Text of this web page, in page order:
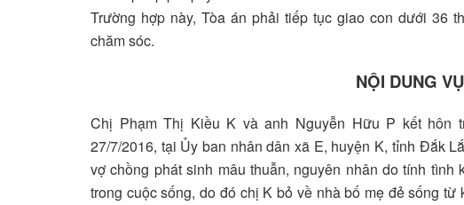
Trường hợp này, Tòa án phải tiếp tục giao con dưới 36
chăm sóc.
NỘI DUNG
Chị Phạm Thị Kiều K và anh Nguyễn Hữu P kết hôn
27/7/2016, tại Ủy ban nhân dân xã E, huyện K, tỉnh Đắk
vợ chồng phát sinh mâu thuẫn, nguyên nhân do tính
trong cuộc sống, do đó chị K bỏ về nhà bố mẹ đẻ sống